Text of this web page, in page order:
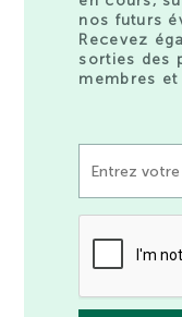
nos futurs
Recevez
sorties des
membres